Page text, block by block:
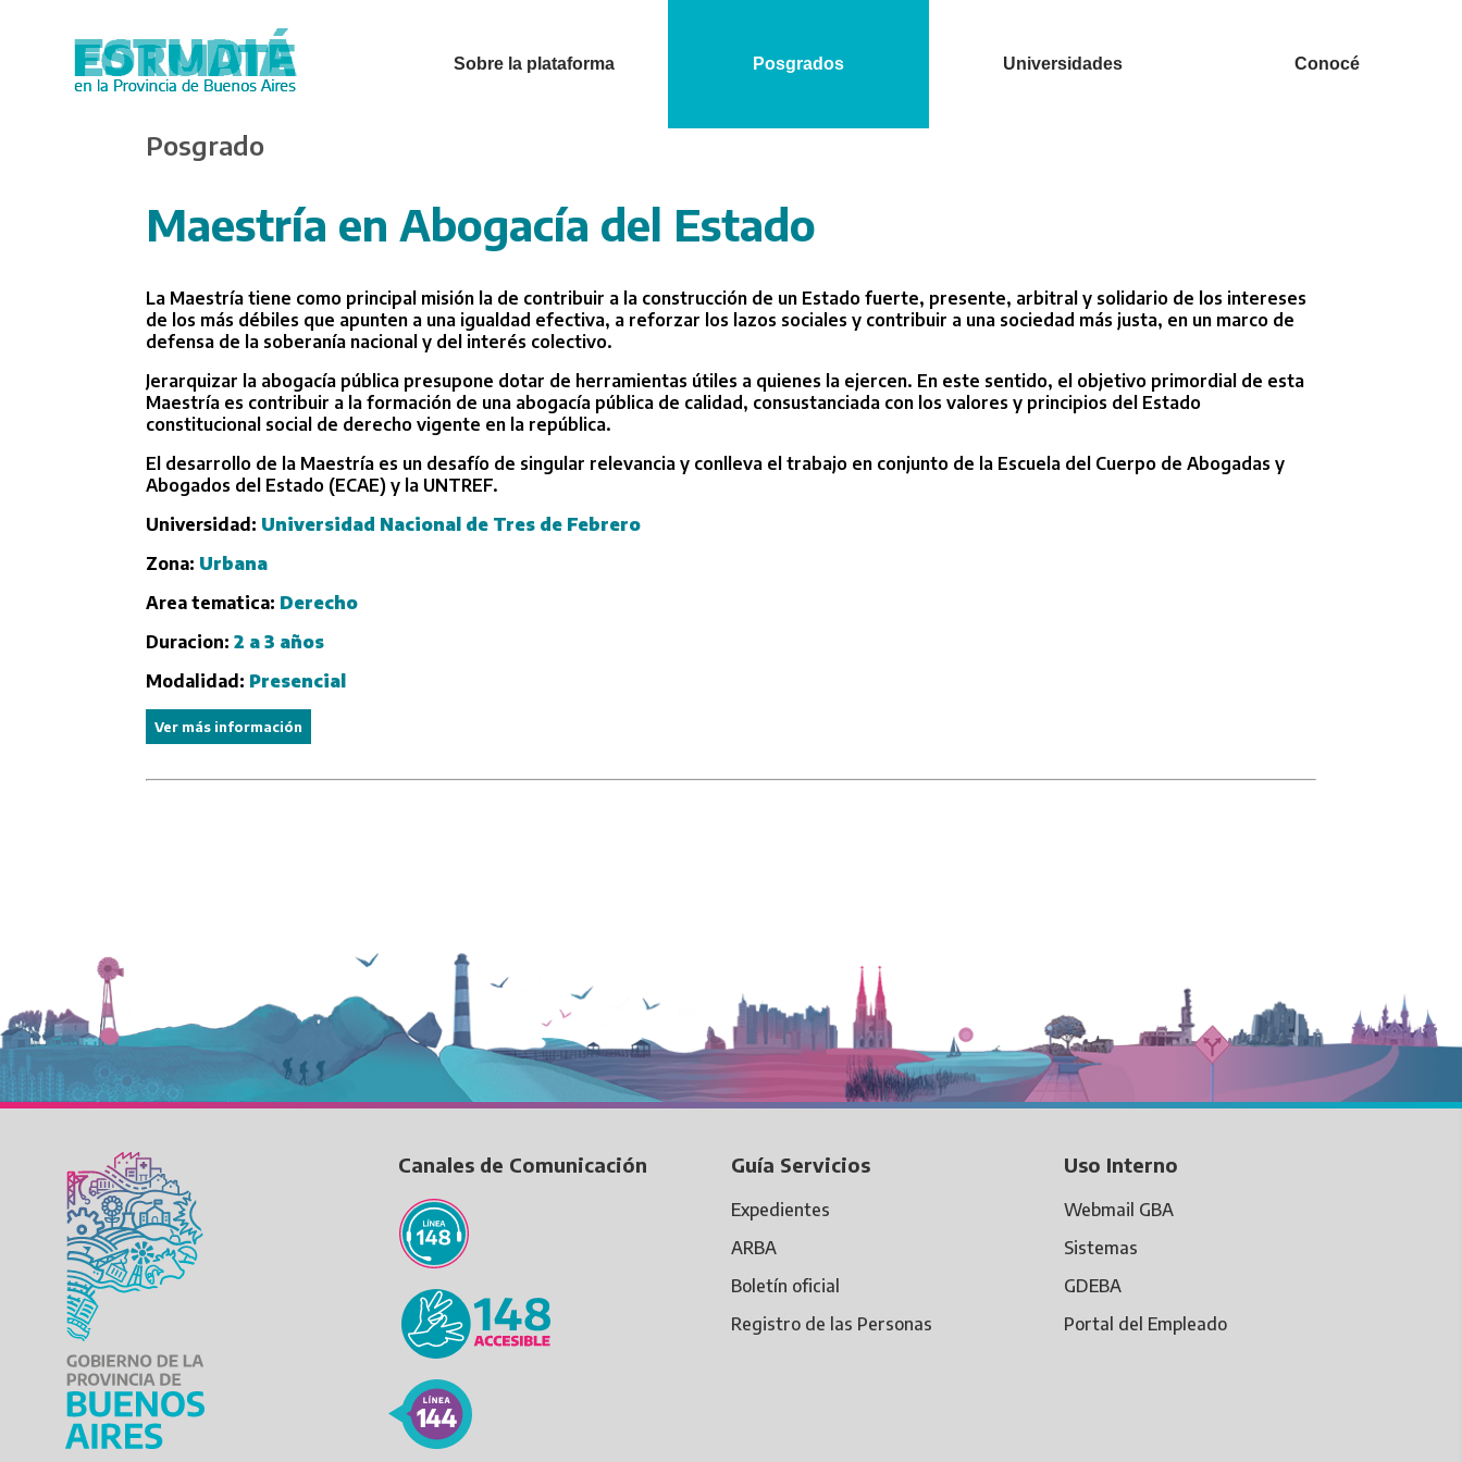
Sobre la plataforma Posgrados Universidades Conocé
Posgrado
Maestría en Abogacía del Estado
La Maestría tiene como principal misión la de contribuir a la construcción de un Estado fuerte, presente, arbitral y solidario de los intereses
de los más débiles que apunten a una igualdad efectiva, a reforzar los lazos sociales y contribuir a una sociedad más justa, en un marco de
defensa de la soberanía nacional y del interés colectivo.
Jerarquizar la abogacía pública presupone dotar de herramientas útiles a quienes la ejercen. En este sentido, el objetivo primordial de esta
Maestría es contribuir a la formación de una abogacía pública de calidad, consustanciada con los valores y principios del Estado
constitucional social de derecho vigente en la república.
El desarrollo de la Maestría es un desafío de singular relevancia y conlleva el trabajo en conjunto de la Escuela del Cuerpo de Abogadas y
Abogados del Estado (ECAE) y la UNTREF.
Universidad: Universidad Nacional de Tres de Febrero
Zona: Urbana
Area tematica: Derecho
Duracion:2 a 3 años
Modalidad: Presencial
Ver más información
Canales de Comunicación Guía Servicios
Expedientes
ARBA
Boletín oficial
Registro de las Personas
Uso Interno
Webmail GBA
Sistemas
GDEBA
Portal del Empleado